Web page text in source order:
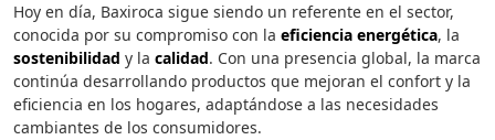
Hoy en día, Baxiroca sigue siendo un referente en el sector,
conocida por su compromiso con la eficiencia energética, la
sostenibilidad y la calidad. Con una presencia global, la marca
continúa desarrollando productos que mejoran el confort y la
eficiencia en los hogares, adaptándose a las necesidades
cambiantes de los consumidores.